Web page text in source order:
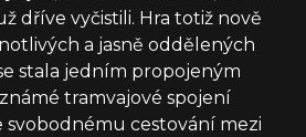
dříve vyčistili. Hra totiž nově
a jasně oddělených
stala jedním propojeným
tramvajové spojení
cestování mezi